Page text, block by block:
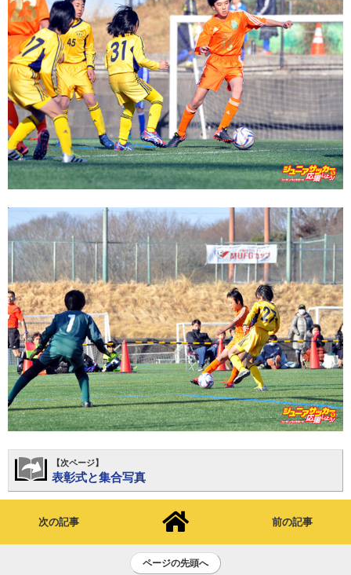
【次ページ】
表彰式と集合写真
次の記事 前の記事
ページの先頭へ